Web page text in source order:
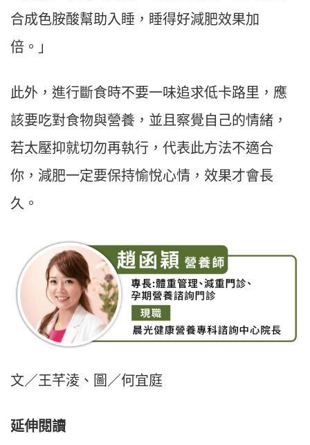
合成色胺酸幫助入睡，睡得好減肥效果加
倍。」
此外，進行斷食時不要一味追求低卡路里，應
該要吃對食物與營養，並且察覺自己的情緒，
若太壓抑就切勿再執行，代表此方法不適合
你，減肥一定要保持愉悅心情，效果才會長
久。
文／王芊淩、圖／何宜庭
延伸閱讀